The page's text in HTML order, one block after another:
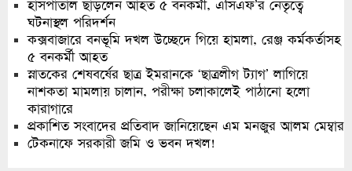
হাসপাতাল ছাড়লেন আহত ৫ বনকর্মী, এসিএফ’র নেতৃত্বে
ঘটনাস্থল পরিদর্শন
কক্সবাজারে বনভূমি দখল উচ্ছেদে গিয়ে হামলা, রেঞ্জ কর্মকর্তাসহ
৫ বনকর্মী আহত
স্নাতকের শেষবর্ষের ছাত্র ইমরানকে ‘ছাত্রলীগ ট্যাগ’ লাগিয়ে
নাশকতা মামলায় চালান, পরীক্ষা চলাকালেই পাঠানো হলো
কারাগারে
প্রকাশিত সংবাদের প্রতিবাদ জানিয়েছেন এম মনজুর আলম মেম্বার
টেকনাফে সরকারী জমি ও ভবন দখল!